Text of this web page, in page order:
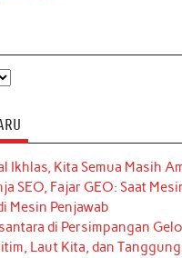
Ikhlas, Kita Semua Masih
SEO, Fajar GEO: Saat
Mesin Penjawab
di Persimpangan
Laut Kita, dan Tanggung